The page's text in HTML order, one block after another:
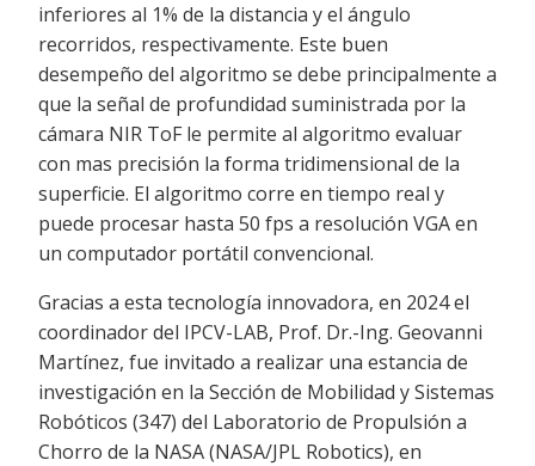
inferiores al 1% de la distancia y el ángulo
recorridos, respectivamente. Este buen
desempeño del algoritmo se debe principalmente a
que la señal de profundidad suministrada por la
cámara NIR ToF le permite al algoritmo evaluar
con mas precisión la forma tridimensional de la
superficie. El algoritmo corre en tiempo real y
puede procesar hasta 50 fps a resolución VGA en
un computador portátil convencional.
Gracias a esta tecnología innovadora, en 2024 el
coordinador del IPCV-LAB, Prof. Dr.-Ing. Geovanni
Martínez, fue invitado a realizar una estancia de
investigación en la Sección de Mobilidad y Sistemas
Robóticos (347) del Laboratorio de Propulsión a
Chorro de la NASA (NASA/JPL Robotics), en